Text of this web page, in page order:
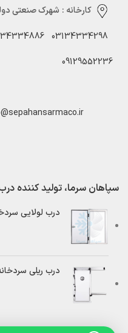
کارخانه : شهرک صنعتی دولت
03134334298
09129552236
سپاهان سرما، تولید کننده
درب لولایی
درب ریلی